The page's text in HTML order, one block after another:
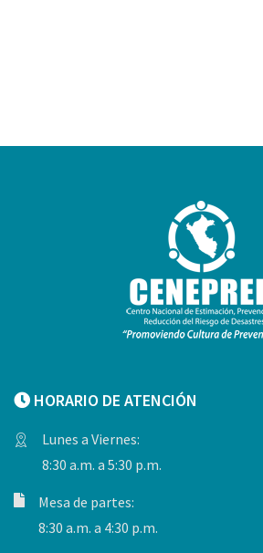
HORARIO DE ATENCIÓN
Lunes a Viernes:
8:30 a.m. a 5:30 p.m.
Mesa de partes:
8:30 a.m. a 4:30 p.m.